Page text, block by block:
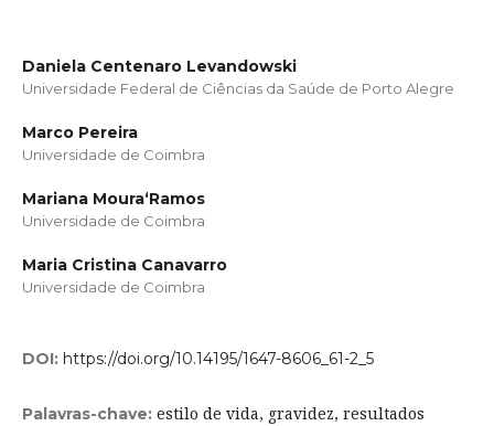
Daniela Centenaro Levandowski
Universidade Federal de Ciências da Saúde de Porto Alegre
Marco Pereira
Universidade de Coimbra
Mariana Moura­‘Ramos
Universidade de Coimbra
Maria Cristina Canavarro
Universidade de Coimbra
DOI: https://doi.org/10.14195/1647-8606_61-2_5
Palavras-chave: estilo de vida, gravidez, resultados